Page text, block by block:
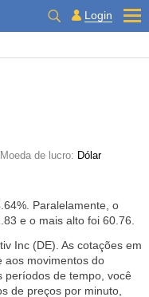
Login
Moeda de lucro: Dólar
. Paralelamente, o
e o mais alto foi 60.76.
Inc (DE). As cotações em
aos movimentos do
períodos de tempo, você
de preços por minuto,